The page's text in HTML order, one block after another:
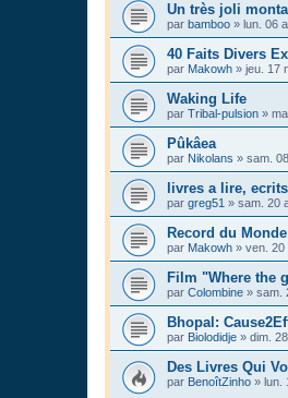
Un très joli
par bamboo » lun. 06
40 Faits Divers
par Makowh » jeu. 17
Waking Life
par Tribal-pulsion »
Pûkâea
par Nikolans » sam.
livres a lire,
par greg51 » sam. 20
Record du
par Makowh » ven. 20
Film "Where the
par Colombine » sam.
Bhopal:
par Biolodidje » dim.
Des Livres Qui
par BenoîtZinho » lun.